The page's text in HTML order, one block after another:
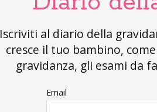
Iscriviti al diario della
cresce il tuo bambino,
gravidanza, gli esami da
Email